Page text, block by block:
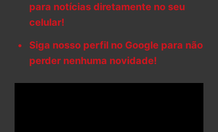
para notícias diretamente no seu
celular!
Siga nosso perfil no Google para não
perder nenhuma novidade!